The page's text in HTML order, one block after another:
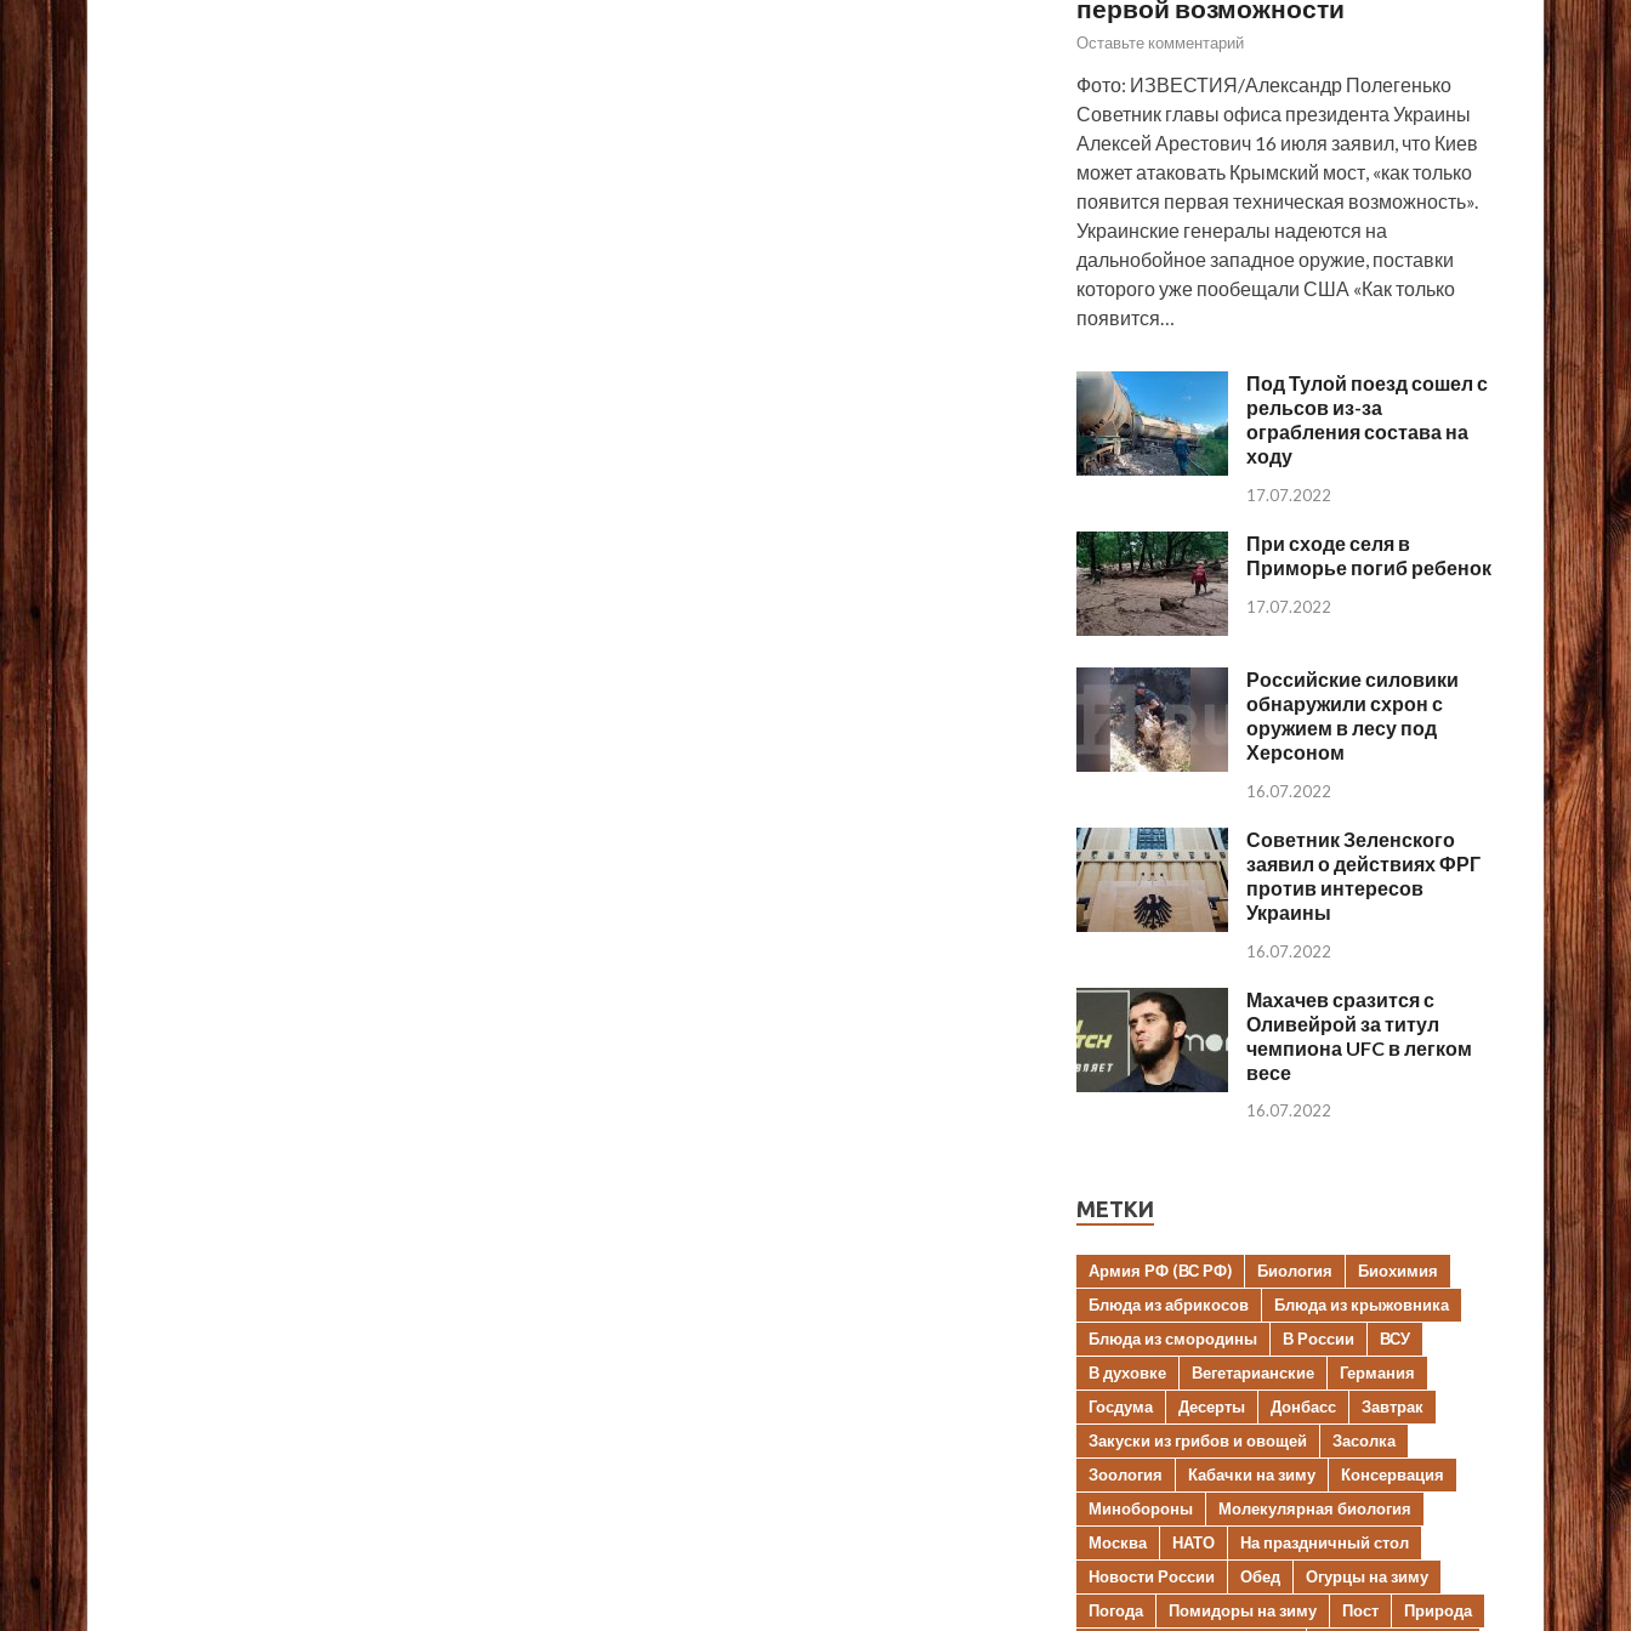
первой возможности
Оставьте комментарий
Фото: ИЗВЕСТИЯ/Александр Полегенько
Советник главы офиса президента Украины
Алексей Арестович 16 июля заявил, что Киев
может атаковать Крымский мост, «как только
появится первая техническая возможность».
Украинские генералы надеются на
дальнобойное западное оружие, поставки
которого уже пообещали США «Как только
появится…
Под Тулой поезд сошел с
рельсов из-за
ограбления состава на
ходу
17.07.2022
При сходе селя в
Приморье погиб ребенок
17.07.2022
Российские силовики
обнаружили схрон с
оружием в лесу под
Херсоном
16.07.2022
Советник Зеленского
заявил о действиях ФРГ
против интересов
Украины
16.07.2022
Махачев сразится с
Оливейрой за титул
чемпиона UFC в легком
весе
16.07.2022
МЕТКИ
Армия РФ (ВС РФ) Биология
Биохимия
Блюда из абрикосов
Блюда из крыжовника
Блюда из смородины
В России
ВСУ
В духовке
Вегетарианские
Германия
Госдума
Десерты Донбасс
Завтрак
Закуски из грибов и овощей
Засолка
Зоология
Кабачки на зиму
Консервация
Минобороны
Молекулярная биология
Москва
НАТО
На праздничный стол
Новости России
Обед
Огурцы на зиму
Погода
Помидоры на зиму Пост Природа